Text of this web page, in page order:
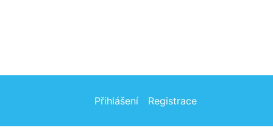
Přihlášení Registrace